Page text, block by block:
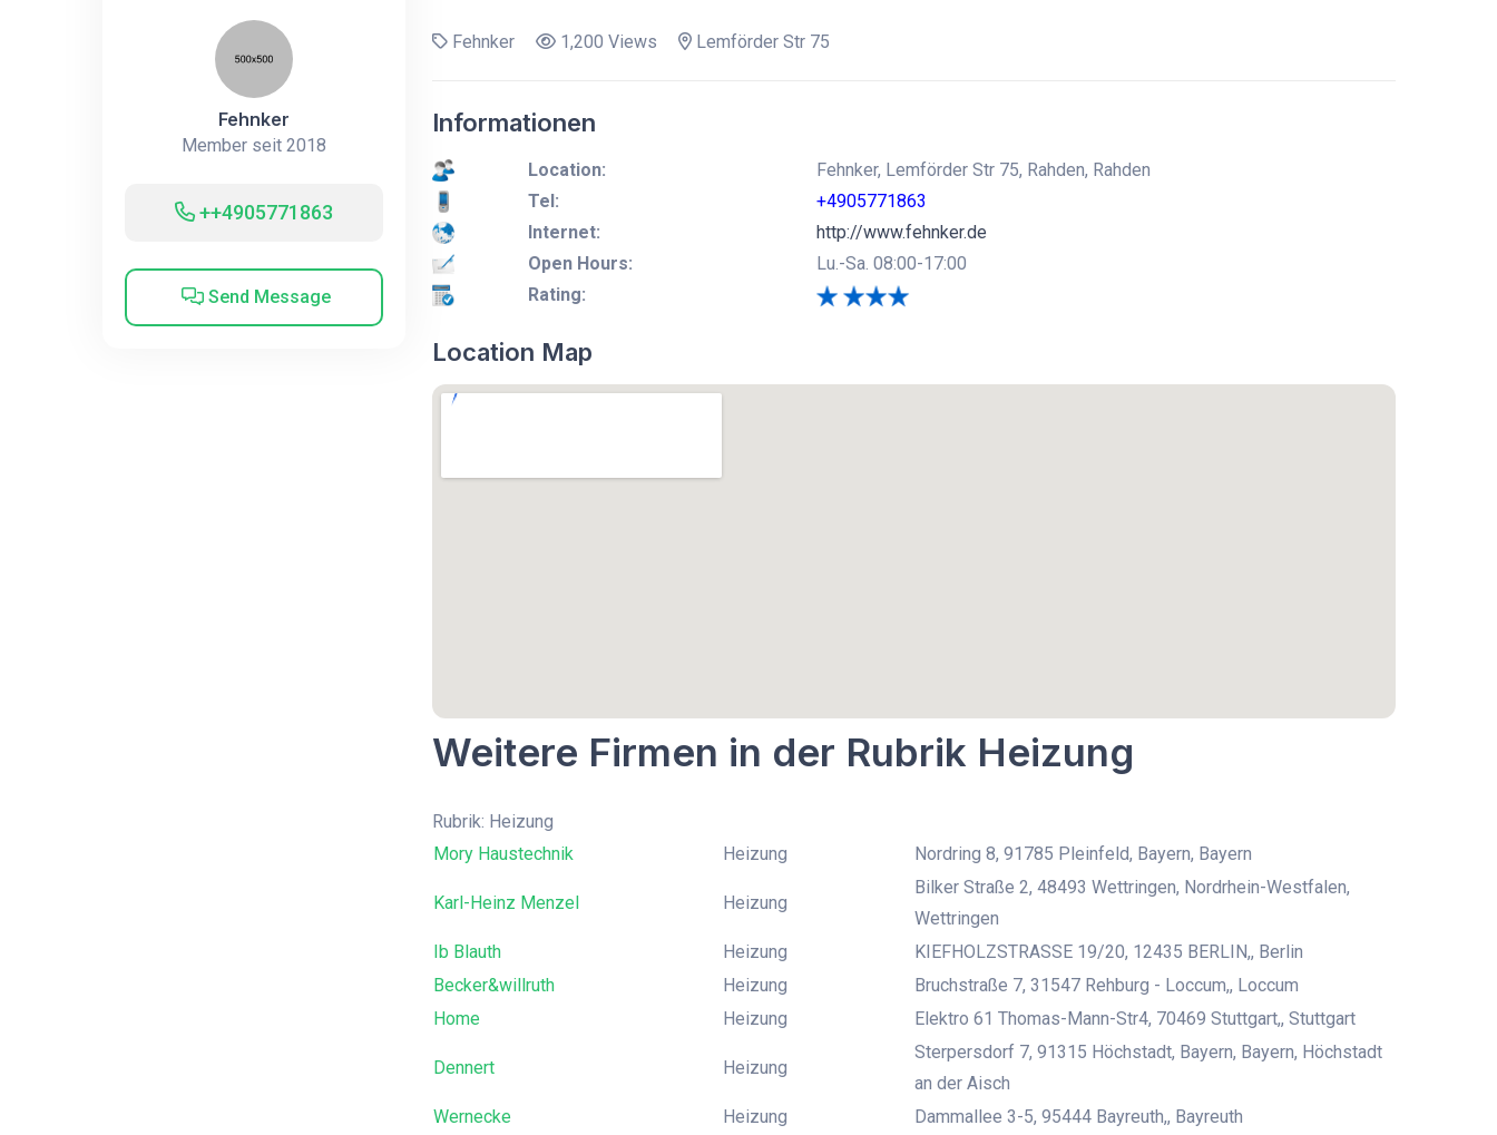
Fehnker
Member seit 2018
++4905771863
Send Message
Fehnker 1,200 Views Lemförder Str 75
Informationen
Location:
Fehnker, Lemförder Str 75, Rahden, Rahden
Tel:
+4905771863
Internet:
http://www.fehnker.de
Open Hours:
Lu.-Sa. 08:00-17:00
Rating:
Location Map
Weitere Firmen in der Rubrik Heizung
Rubrik: Heizung
Mory Haustechnik
Heizung Nordring 8, 91785 Pleinfeld, Bayern, Bayern
Karl-Heinz Menzel Heizung
Bilker Straße 2, 48493 Wettringen, Nordrhein-Westfalen,
Wettringen
Ib Blauth
Heizung
KIEFHOLZSTRASSE 19/20, 12435 BERLIN,, Berlin
Becker&willruth
Heizung
Bruchstraße 7, 31547 Rehburg - Loccum,, Loccum
Home
Heizung Elektro 61 Thomas-Mann-Str4, 70469 Stuttgart,, Stuttgart
Dennert Heizung
Sterpersdorf 7, 91315 Höchstadt, Bayern, Bayern, Höchstadt
an der Aisch
Wernecke
Heizung
Dammallee 3-5, 95444 Bayreuth,, Bayreuth